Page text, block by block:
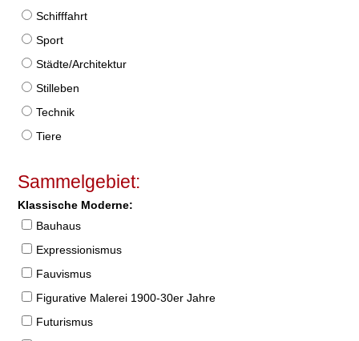
Schifffahrt
Sport
Städte/Architektur
Stilleben
Technik
Tiere
Sammelgebiet:
Klassische Moderne:
Bauhaus
Expressionismus
Fauvismus
Figurative Malerei 1900-30er Jahre
Futurismus